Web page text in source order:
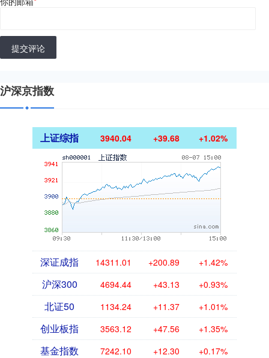
提交评论
沪深京指数
上证综指 3940.04 +39.68 +1.02%
深证成指 14311.01 +200.89 +1.42%
沪深300 4694.44 +43.13 +0.93%
北证50 1134.24 +11.37 +1.01%
创业板指 3563.12 +47.56 +1.35%
基金指数 7242.10 +12.30 +0.17%